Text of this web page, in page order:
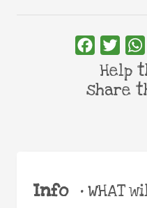
Info •WHAT
Facebook
Help
share